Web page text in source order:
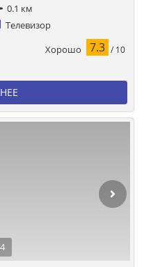
0.1 км
Телевизор
Хорошо 7.3 / 10